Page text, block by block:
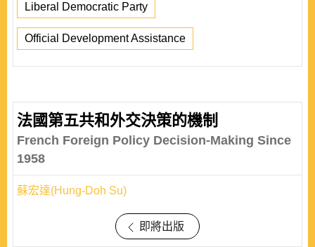
Liberal Democratic Party
Official Development Assistance
法國第五共和外交決策的機制
French Foreign Policy Decision-Making Since
1958
蘇宏達(Hung-Doh Su)
即將出版